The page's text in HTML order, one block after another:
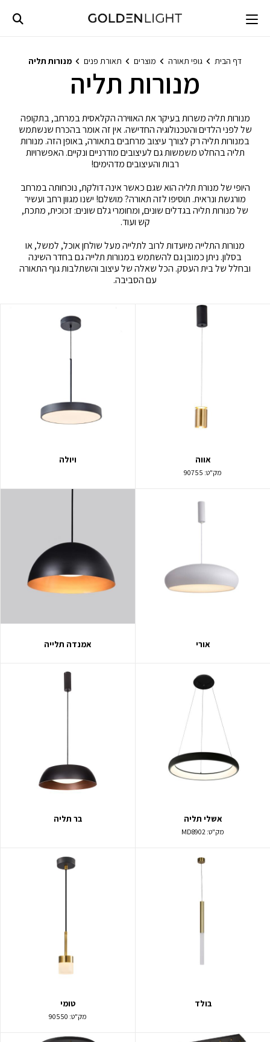
content
דף הבית גופי תאורה מוצרים תאורת פנים מנורות תליה
מנורות תליה
מנורות תליה משרות בעיקר את האווירה הקלאסית במרחב, בתקופה
של לפני הלדים והטכנולוגיה החדישה. אין זה אומר בהכרח שנשתמש
במנורות תליה רק לצורך עיצוב מרחבים בתאורה, באופן הזה. מנורות
תליה בהחלט משמשות גם לעיצובים מודרניים ונקיים. האפשרויות
רבות והעיצובים מדהימים!
היופי של מנורת תליה הוא שגם כאשר אינה דולקת, נוכחותה במרחב
מורגשת ונראית. תוסיפו לזה תאורה? מושלם! ישנו מגוון רחב ועשיר
של מנורות תליה בגדלים שונים, ומחומרי גלם שונים: זכוכית, מתכת,
קש ועוד.
מנורות התלייה מיועדות לרוב לתלייה מעל שולחן אוכל, למשל, או
בסלון. ניתן כמובן גם להשתמש במנורות תלייה גם בחדר השינה
ובחלל של בית העסק. הכל שאלה של עיצוב והשתלבות גוף התאורה
עם הסביבה.
אווה
מק"ט: 90755
ויולה
אורי אמנדה תלייה
אשלי תליה
מק"ט: MD8902
בר תליה
בולד טומי
מק"ט: 90550